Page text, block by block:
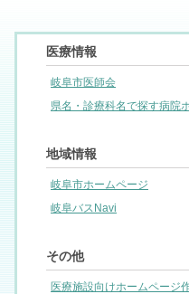
医療情報
岐阜市医師会
県名・診療科名で探す病院
地域情報
岐阜市ホームページ
岐阜バスNavi
その他
医療施設向けホームページ